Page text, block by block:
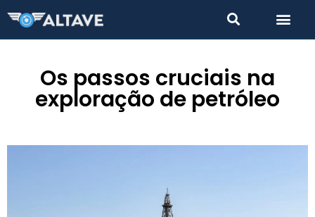
Os passos cruciais na
exploração de petróleo